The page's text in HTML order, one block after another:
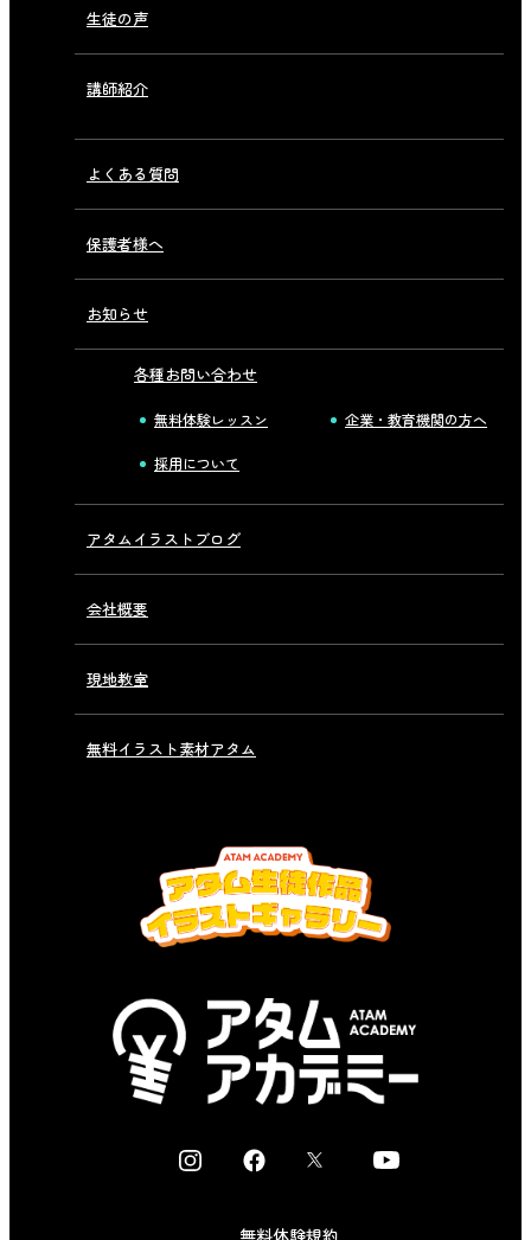
生徒の声
講師紹介
よくある質問
保護者様へ
お知らせ
各種お問い合わせ
無料体験レッスン 企業・教育機関の方へ
採用について
アタムイラストブログ
会社概要
現地教室
無料イラスト素材アタム
I
F
X
Y